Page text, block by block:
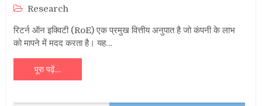
Research
रिटर्न ऑन इक्विटी (RoE) एक प्रमुख वित्तीय अनुपात है जो कंपनी के लाभ
को मापने में मदद करता है। यह…
पूरा पढ़ें…